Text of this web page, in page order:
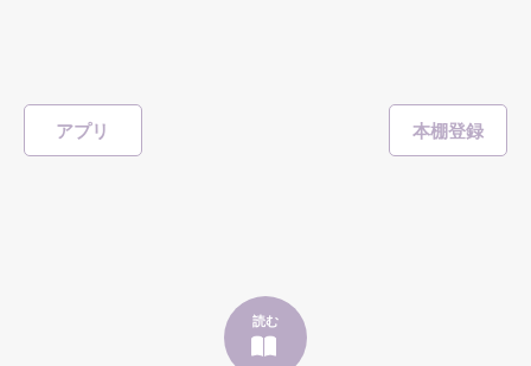
アプリ
読む
私を弄んだアイツ。
許せない許せない許せない許せない許せない許せない許せない
許せない許せない許せない許せない許せない許せない許せない
許せない許せない許せない許せない許せない許せない許せない
#嫉妬 #狂愛